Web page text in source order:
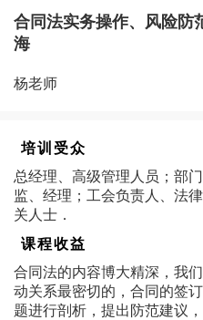
合同法实务操作、风险防
海
杨老师
培训受众
总经理、高级管理人员；部
监、经理；工会负责人、法
关人士．
课程收益
合同法的内容博大精深，我
动关系最密切的，合同的签
题进行剖析，提出防范建议